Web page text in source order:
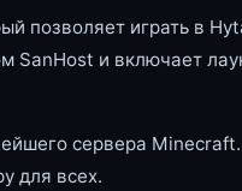
позволяет играть в
SanHost и включает
сервера
для всех.